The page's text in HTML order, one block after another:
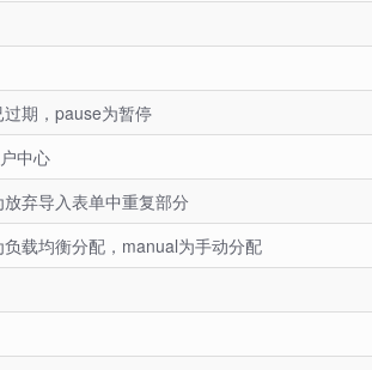
期，pause为暂停
中心
弃导入表单中重复部分
载均衡分配，manual为手动分配